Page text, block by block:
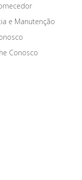
e Manutenção
Conosco